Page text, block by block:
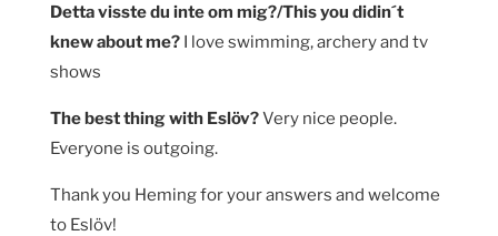
Detta visste du inte om mig?/This you didin´t
knew about me?I love swimming, archery and tv
shows
The best thing with Eslöv?Very nice people.
Everyone is outgoing.
Thank you Heming for your answers and welcome
to Eslöv!